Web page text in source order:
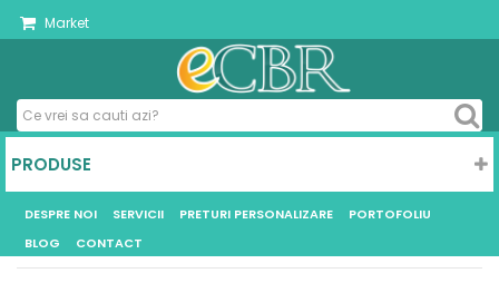
Market
PRODUSE
DESPRE NOI SERVICII PRETURI PERSONALIZARE
PORTOFOLIU
BLOG
CONTACT